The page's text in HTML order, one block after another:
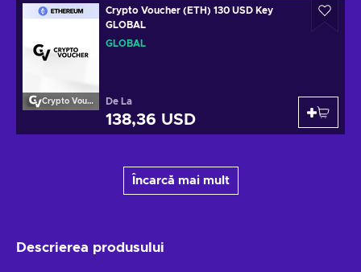
Crypto Voucher
Crypto Voucher (ETH) 130 USD Key
GLOBAL
GLOBAL
De La
138,36 USD
Încarcă mai mult
Descrierea produsului